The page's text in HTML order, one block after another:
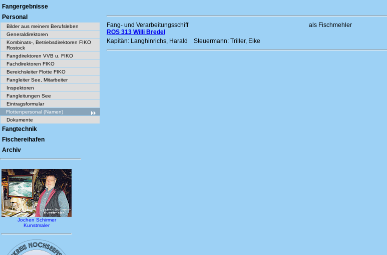
Fangergebnisse
Personal
Bilder aus meinem Berufsleben
Generaldirektoren
Kombinats-, Betriebsdirektoren FIKO
Rostock
Fangdirektoren VVB u. FIKO
Fachdirektoren FIKO
Bereichsleiter Flotte FIKO
Fangleiter See, Mitarbeiter
Inspektoren
Fangleitungen See
Eintragsformular
Flottenpersonal (Namen)
Dokumente
Fangtechnik
Fischereihafen
Archiv
Jochen Schirmer
Kunstmaler
Fang- und Verarbeitungsschiff
ROS 313 Willi Bredel
als Fischmehler
Kapitän: Langhinrichs, Harald Steuermann: Triller, Eike